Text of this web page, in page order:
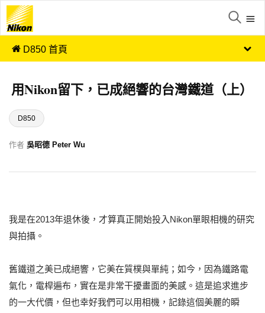
D850 首頁
用Nikon留下，已成絕響的台灣鐵道（上）
D850
作者 吳昭德 Peter Wu
我是在2013年退休後，才算真正開始投入Nikon單眼相機的研究
與拍攝。
舊鐵道之美已成絕響，它美在質樸與單純；如今，因為鐵路電
氣化，電桿遍布，實在是非常干擾畫面的美感。這是追求進步
的一大代價，但也幸好我們可以用相機，記錄這個美麗的瞬